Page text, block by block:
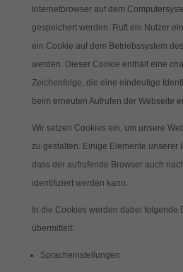
Internetbrowser auf dem
gespeichert werden. Ruft ein Nutzer
ein Cookie auf dem Betriebssystem
werden. Dieser Cookie enthält eine
Zeichenfolge, die eine eindeutige
beim erneuten Aufrufen der Webseite
Wir setzen Cookies ein, um unsere
zu gestalten. Einige Elemente unserer
dass der aufrufende Browser auch
identifiziert werden kann.
In die Cookies werden dabei folgende
übermittelt:
Spracheinstellungen